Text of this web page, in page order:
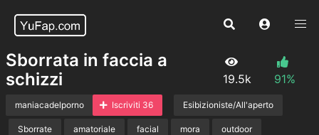
Sborrata in faccia a
schizzi
19.5k 91%
maniacadelporno Iscriviti 36 Esibizioniste/All'aperto
Sborrate amatoriale facial mora outdoor